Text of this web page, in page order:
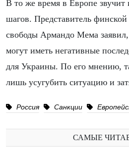
В то же время в Европе
шагов. Представитель
свободы Армандо Мема
могут иметь негативные
для Украины. По его мнению,
лишь усугубить ситуацию и
Россия Санкции
САМЫЕ